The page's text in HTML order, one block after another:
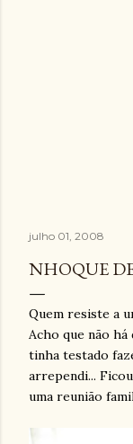
julho 01, 2008
NHOQUE
Quem resiste a
Acho que não há
tinha testado
arrependi...
uma reunião